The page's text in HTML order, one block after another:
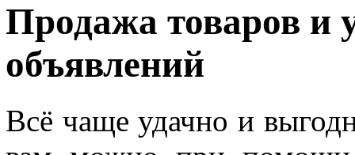
Продажа товаров и
объявлений
Всё чаще удачно и